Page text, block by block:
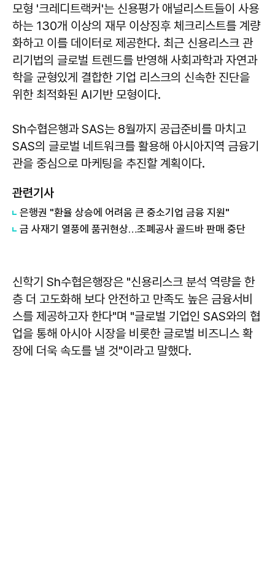
모형 '크레디트랙커'는 신용평가 애널리스트들이 사용
하는 130개 이상의 재무 이상징후 체크리스트를 계량
화하고 이를 데이터로 제공한다. 최근 신용리스크 관
리기법의 글로벌 트렌드를 반영해 사회과학과 자연과
학을 균형있게 결합한 기업 리스크의 신속한 진단을
위한 최적화된 AI기반 모형이다.
Sh수협은행과 SAS는 8월까지 공급준비를 마치고
SAS의 글로벌 네트워크를 활용해 아시아지역 금융기
관을 중심으로 마케팅을 추진할 계획이다.
관련기사
은행권 "환율 상승에 어려움 큰 중소기업 금융 지원"
금 사재기 열풍에 품귀현상…조폐공사 골드바 판매 중단
신학기 Sh수협은행장은 "신용리스크 분석 역량을 한
층 더 고도화해 보다 안전하고 만족도 높은 금융서비
스를 제공하고자 한다"며 "글로벌 기업인 SAS와의 협
업을 통해 아시아 시장을 비롯한 글로벌 비즈니스 확
장에 더욱 속도를 낼 것"이라고 말했다.